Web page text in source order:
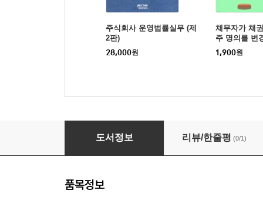
주식회사 운영법률실무 (제
2판)
28,000원
채무자가 채
주 명의를 변
해행위지만,
능
1,900원
개인파산·회생실무 (제6판)
도서정보 리뷰/한줄평 (0/1)
품목정보